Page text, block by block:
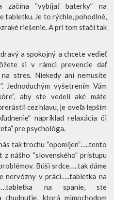
“vybíjať baterky” na
tabletku. Je to rýchle, pohodlné,
riešenie. A pri tom stačí tak
a spokojný a chcete vedieť
si v rámci prevencie dať
stres. Niekedy ani nemusíte
Jednoduchým vyšetrením Vám
aby ste vedeli aké máte
cez hlavu, je oveľa lepším
napríklad relaxácia či
pre psychológa.
tak trochu “opomíjen”…..tento
nášho “slovenského” prístupu
Búši srdce…..tak dáme
nervózny v práci…..tabletka na
na spanie, ste
ktorá mimochodom